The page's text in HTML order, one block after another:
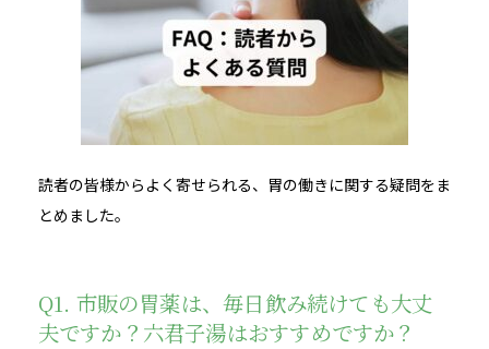
読者の皆様からよく寄せられる、胃の働きに関する疑問をま
とめました。
Q1. 市販の胃薬は、毎日飲み続けても大丈
夫ですか？六君子湯はおすすめですか？